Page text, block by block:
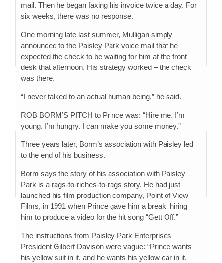
mail. Then he began faxing his invoice twice a day. For
six weeks, there was no response.
One morning late last summer, Mulligan simply
announced to the Paisley Park voice mail that he
expected the check to be waiting for him at the front
desk that afternoon. His strategy worked – the check
was there.
“I never talked to an actual human being,” he said.
ROB BORM’S PITCH to Prince was: “Hire me. I’m
young. I’m hungry. I can make you some money.”
Three years later, Borm’s association with Paisley led
to the end of his business.
Borm says the story of his association with Paisley
Park is a rags-to-riches-to-rags story. He had just
launched his film production company, Point of View
Films, in 1991 when Prince gave him a break, hiring
him to produce a video for the hit song “Gett Off.”
The instructions from Paisley Park Enterprises
President Gilbert Davison were vague: “Prince wants
his yellow suit in it, and he wants his yellow car in it,